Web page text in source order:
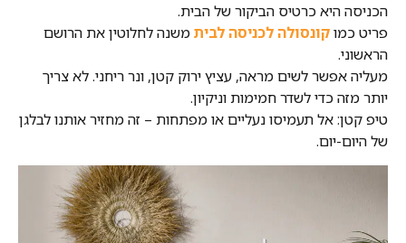
הכניסה היא כרטיס הביקור של הבית.
פריט כמוקונסולה לכניסה לביתמשנה לחלוטין את הרושם
הראשוני.
מעליה אפשר לשים מראה, עציץ ירוק קטן, ונר ריחני. לא צריך
יותר מזה כדי לשדר חמימות וניקיון.
טיפ קטן: אל תעמיסו נעליים או מפתחות – זה מחזיר אותנו לבלגן
של היום-יום.